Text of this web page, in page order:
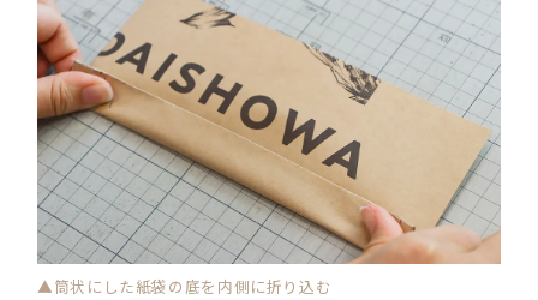
▲筒状にした紙袋の底を内側に折り込む